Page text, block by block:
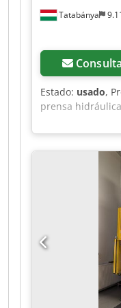
Tatabánya
Estado: usado,
prensa
prensa
PRESSEN HPS
Fabricante:
(Plüderhausen,
calidad de
Tipo: HPS ZB
6535 Año de
14 700 kg
alta resistencia
funcionamiento:
prensado (Zul.
Carrera útil